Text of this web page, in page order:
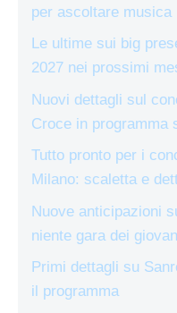
per ascoltare musica
Le ultime sui big
2027 nei prossimi
Nuovi dettagli sul
Croce in programma
Tutto pronto per i
Milano: scaletta e
Nuove anticipazioni
niente gara dei
Primi dettagli su
il programma